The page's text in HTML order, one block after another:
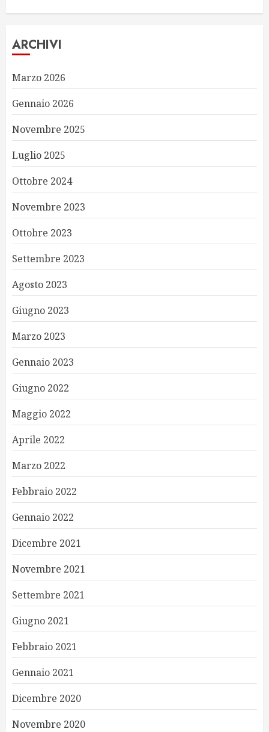
ARCHIVI
Marzo 2026
Gennaio 2026
Novembre 2025
Luglio 2025
Ottobre 2024
Novembre 2023
Ottobre 2023
Settembre 2023
Agosto 2023
Giugno 2023
Marzo 2023
Gennaio 2023
Giugno 2022
Maggio 2022
Aprile 2022
Marzo 2022
Febbraio 2022
Gennaio 2022
Dicembre 2021
Novembre 2021
Settembre 2021
Giugno 2021
Febbraio 2021
Gennaio 2021
Dicembre 2020
Novembre 2020